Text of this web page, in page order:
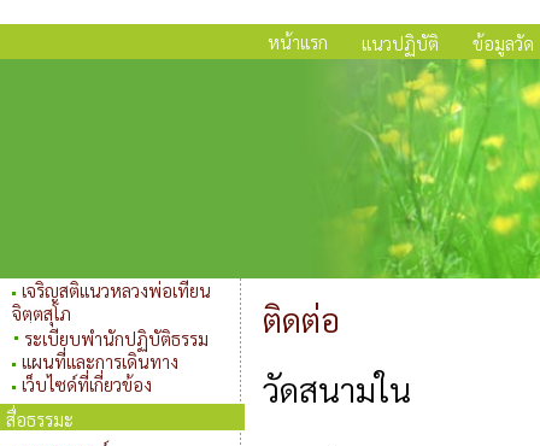
หน้าแรก แนวปฏิบัติ ข้อมูลวัด
เจริญสติแนวหลวงพ่อเทียน
จิตฺตสุโภ
ระเบียบพำนักปฏิบัติธรรม
แผนที่และการเดินทาง
เว็บไซด์ที่เกี่ยวข้อง
สื่อธรรมะ
ติดต่อ
วัดสนามใน